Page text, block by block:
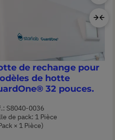
de rechange pour
de hotte
32 pouces.
S8040-0036
de pack: 1 Pièce
× 1 Pièce)